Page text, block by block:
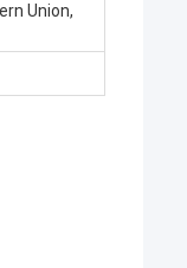
Union,